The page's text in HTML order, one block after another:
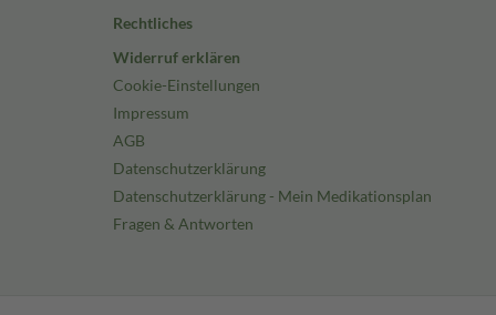
Rechtliches
Widerruf erklären
Cookie-Einstellungen
Impressum
AGB
Datenschutzerklärung
Datenschutzerklärung - Mein Medikationsplan
Fragen & Antworten